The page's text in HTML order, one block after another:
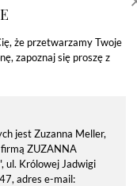
że przetwarzamy Twoje
zapoznaj się proszę z
jest Zuzanna Meller,
firmą ZUZANNA
ul. Królowej Jadwigi
adres e-mail: